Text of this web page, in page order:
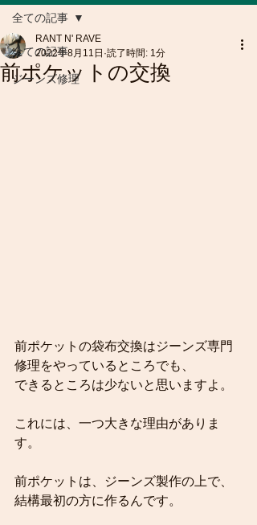
全ての記事
ジーンズ修理
全ての記事
前ポケットの交換
RANT N' RAVE
2022年8月11日 読了時間: 1分
前ポケットの袋布交換はジーンズ専門
修理をやっているところでも、
できるところは少ないと思いますよ。
これには、一つ大きな理由がありま
す。
前ポケットは、ジーンズ製作の上で、
結構最初の方に作るんです。